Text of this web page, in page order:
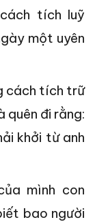
tích luỹ
một uyên
cách tích trữ
quên đi rằng:
khởi từ anh
mình con
bao người